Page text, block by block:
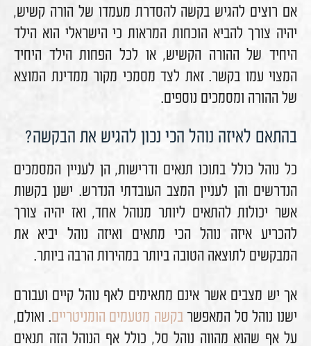
אם רוצים להגיש בקשה להסדרת מעמדו של הורה קשיש,
יהיה צורך להביא הוכחות המראות כי הישראלי הוא הילד
היחיד של ההורה הקשיש, או לכל הפחות הילד היחיד
המצוי עמו בקשר. זאת לצד מסמכי מקור ממדינת המוצא
של ההורה ומסמכים נוספים.
בהתאם לאיזה נוהל הכי נכון להגיש את הבקשה?
כל נוהל כולל בתוכו תנאים ודרישות, הן לעניין המסמכים
הנדרשים והן לעניין המצב העובדתי הנדרש. ישנן בקשות
אשר יכולות להתאים ליותר מנוהל אחד, ואז יהיה צורך
להכריע איזה נוהל הכי מתאים ואיזה נוהל יביא את
המבקשים לתוצאה הטובה ביותר במהירות הרבה ביותר.
אך יש מצבים אשר אינם מתאימים לאף נוהל קיים ועבורם
ישנו נוהל סל המאפשרבקשה מטעמים הומניטריים. ואולם,
על אף שהוא מהווה נוהל סל, כולל אף הנוהל הזה תנאים